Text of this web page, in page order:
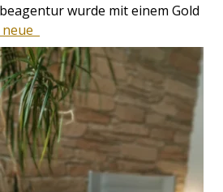
wurde mit einem Gold